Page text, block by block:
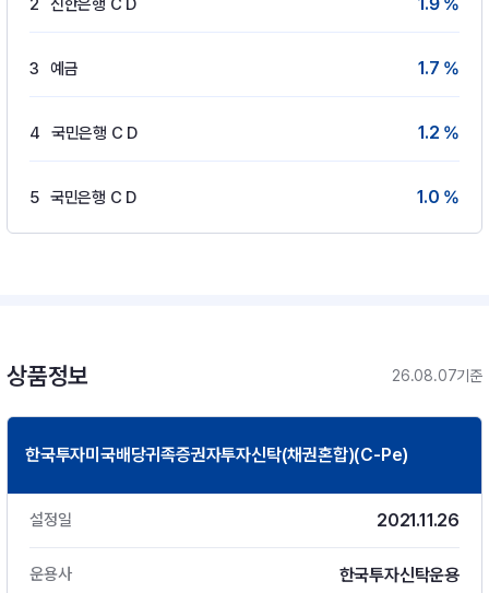
2 신한은행 C D
3 예금 1.7 %
4 국민은행 C D 1.2 %
5 국민은행 C D 1.0 %
상품정보 26.08.07기준
한국투자미국배당귀족증권자투자신탁(채권혼합)(C-Pe)
설정일 2021.11.26
운용사 한국투자신탁운용